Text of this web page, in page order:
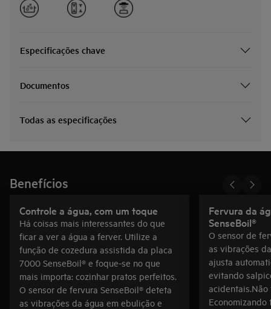
Especificações chave
Documentos
Todas as especificações
Benefícios
Controle a água, com um toque
Há coisas mais interessantes do que
ficar a ver a água a ferver. Utilize a
função de cozedura assistida da placa
7000 SenseBoil® e foque-se no que
mais importa: cozinhar pratos perfeitos.
O sensor de fervura SenseBoil® deteta
as vibrações da água em ebulição e
Fervura da
SenseBoil®
O sensor de
as vibrações
ajusta
evitando
Economizando